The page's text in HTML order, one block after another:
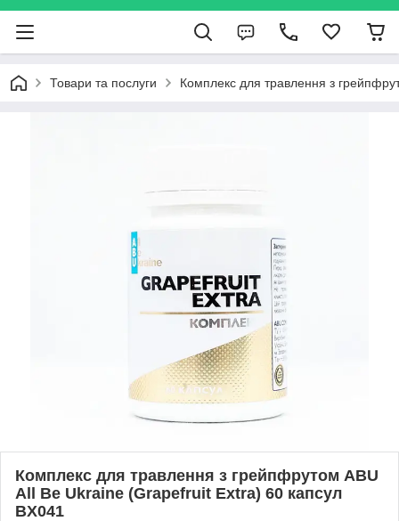
Товари та послуги Комплекс для травлення з
Комплекс для травлення з грейпфрутом ABU
All Be Ukraine (Grapefruit Extra) 60 капсул
BX041